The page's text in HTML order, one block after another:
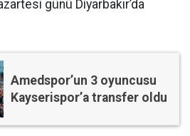
günü Diyarbakır’da
Amedspor’un 3 oyuncusu
Kayserispor’a transfer oldu